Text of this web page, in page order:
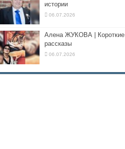
истории
06.07.2026
Алена ЖУКОВА | Короткие
рассказы
06.07.2026